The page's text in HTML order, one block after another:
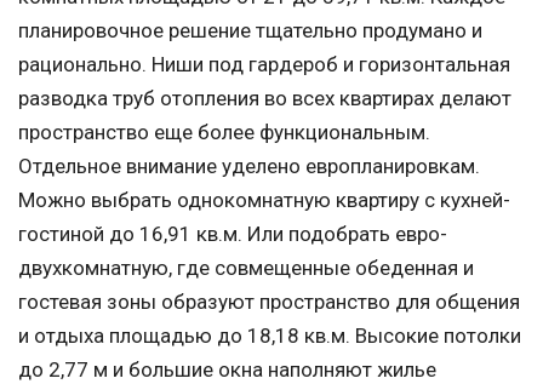
планировочное решение тщательно продумано и
рационально. Ниши под гардероб и горизонтальная
разводка труб отопления во всех квартирах делают
пространство еще более функциональным.
Отдельное внимание уделено европланировкам.
Можно выбрать однокомнатную квартиру с кухней-
гостиной до 16,91 кв.м. Или подобрать евро-
двухкомнатную, где совмещенные обеденная и
гостевая зоны образуют пространство для общения
и отдыха площадью до 18,18 кв.м. Высокие потолки
до 2,77 м и большие окна наполняют жилье